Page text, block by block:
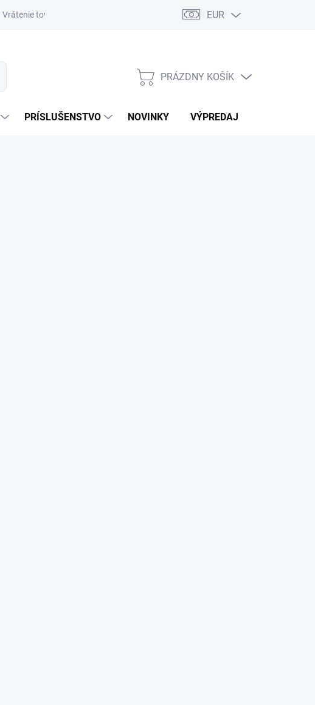
Vrátenie tovaru EUR
NÁKUPNÝ
PRÁZDNY KOŠÍK
PRÍSLUŠENSTVO NOVINKY VÝPREDAJ